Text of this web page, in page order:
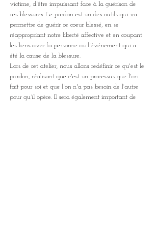
victime, d'être impuissant face à la guérison de
ces blessures. Le pardon est un des outils qui va
permettre de guérir ce coeur blessé, en se
réappropriant notre liberté affective et en coupant
les liens avec la personne ou l'événement qui a
Lors de cet atelier, nous allons redéfinir ce qu'est le
pardon, réalisant que c'est un processus que l'on
fait pour soi et que l'on n'a pas besoin de l'autre
pour qu'il opère. Il sera également important de